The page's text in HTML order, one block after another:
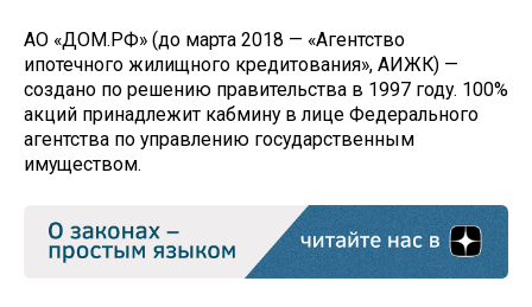
АО «ДОМ.РФ» (до марта 2018 — «Агентство
ипотечного жилищного кредитования», АИЖК) —
создано по решению правительства в 1997 году. 100%
акций принадлежит кабмину в лице Федерального
агентства по управлению государственным
имуществом.